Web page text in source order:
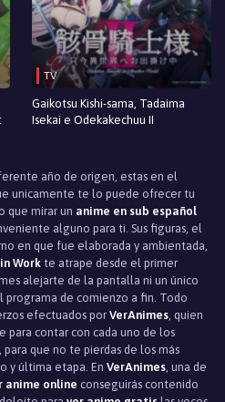
TV
Gaikotsu Kishi-sama, Tadaima
Isekai e Odekakechuu II
año de origen, estas en el
unicamente te lo puede ofrecer tu
que mirar un anime en sub español
alguno para ti. Sus figuras, el
en que fue elaborada y ambientada,
Work te atrape desde el primer
alejarte de la pantalla ni un único
de comienzo a fin. Todo
efectuados por VerAnimes , quien
contar con cada uno de los
para que no te pierdas de los más
y última etapa. En VerAnimes , una de
anime online conseguirás contenido